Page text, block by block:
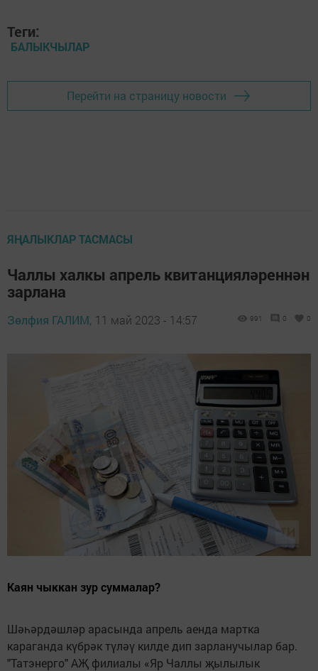
Теги:
БАЛЫКЧЫЛАР
Перейти на страницу новости
ЯҢАЛЫКЛАР ТАСМАСЫ
Чаллы халкы апрель квитанцияләреннән
зарлана
Зөлфия ГАЛИМ, 11 май 2023 - 14:57 991 0 0
Каян чыккан зур суммалар?
Шәһәрдәшләр арасында апрель аенда мартка
караганда күбрәк түләү килде дип зарланучылар бар.
"Татэнерго" АҖ филиалы «Яр Чаллы җылылык